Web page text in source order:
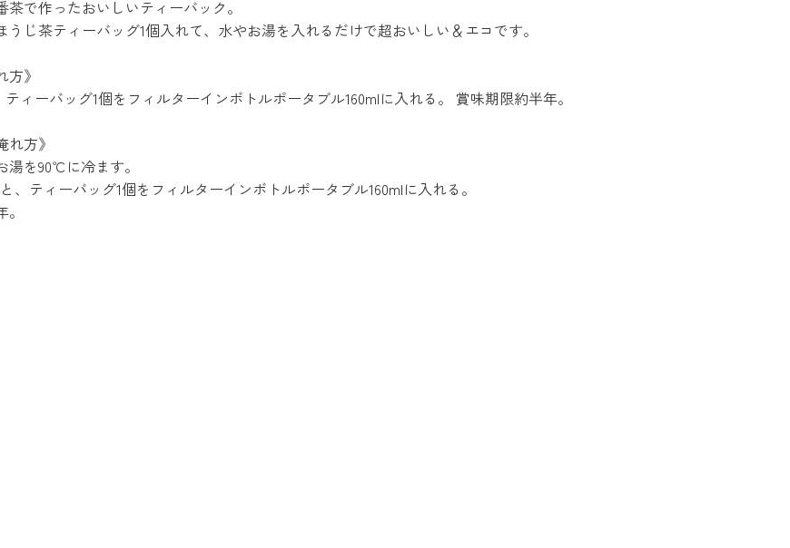
茶で作ったおいしいティーバック。
うじ茶ティーバッグ1個入れて、水やお湯を入れるだけで超おいしい＆エコです。
方》
ティーバッグ1個をフィルターインボトルポータブル160mlに入れる。 賞味期限約半年。
れ方》
湯を90℃に冷ます。
、ティーバッグ1個をフィルターインボトルポータブル160mlに入れる。